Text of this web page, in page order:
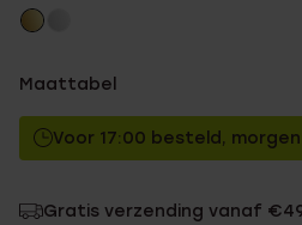
Maattabel
Voor 17:00 besteld, morgen
Gratis verzending vanaf